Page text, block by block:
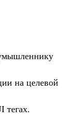
на целевой
тегах.